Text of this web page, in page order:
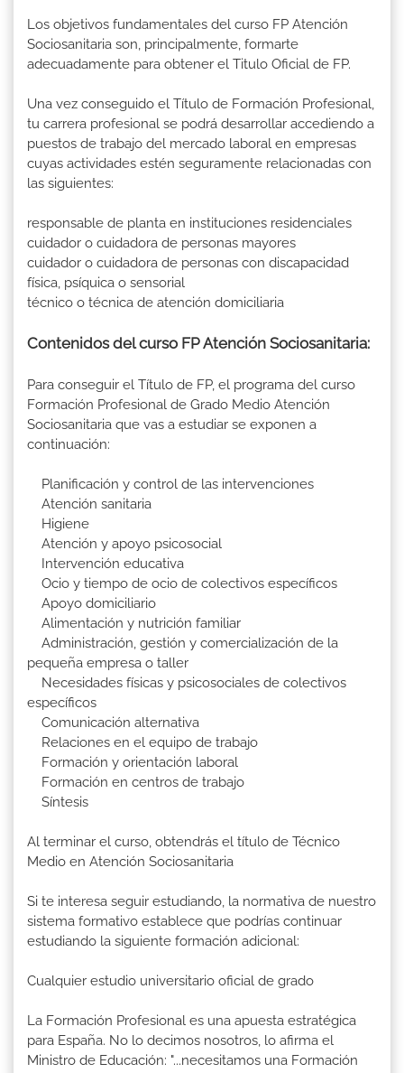
Los objetivos fundamentales del curso FP Atención
Sociosanitaria son, principalmente, formarte
adecuadamente para obtener el Titulo Oficial de FP.
Una vez conseguido el Título de Formación Profesional,
tu carrera profesional se podrá desarrollar accediendo a
puestos de trabajo del mercado laboral en empresas
cuyas actividades estén seguramente relacionadas con
las siguientes:
responsable de planta en instituciones residenciales
cuidador o cuidadora de personas mayores
cuidador o cuidadora de personas con discapacidad
física, psíquica o sensorial
técnico o técnica de atención domiciliaria
Contenidos del curso FP Atención Sociosanitaria:
Para conseguir el Título de FP, el programa del curso
Formación Profesional de Grado Medio Atención
Sociosanitaria que vas a estudiar se exponen a
continuación:
Planificación y control de las intervenciones
Atención sanitaria
Higiene
Atención y apoyo psicosocial
Intervención educativa
Ocio y tiempo de ocio de colectivos específicos
Apoyo domiciliario
Alimentación y nutrición familiar
Administración, gestión y comercialización de la
pequeña empresa o taller
Necesidades físicas y psicosociales de colectivos
específicos
Comunicación alternativa
Relaciones en el equipo de trabajo
Formación y orientación laboral
Formación en centros de trabajo
Síntesis
Al terminar el curso, obtendrás el título de Técnico
Medio en Atención Sociosanitaria
Si te interesa seguir estudiando, la normativa de nuestro
sistema formativo establece que podrías continuar
estudiando la siguiente formación adicional:
Cualquier estudio universitario oficial de grado
La Formación Profesional es una apuesta estratégica
para España. No lo decimos nosotros, lo afirma el
Ministro de Educación: "...necesitamos una Formación